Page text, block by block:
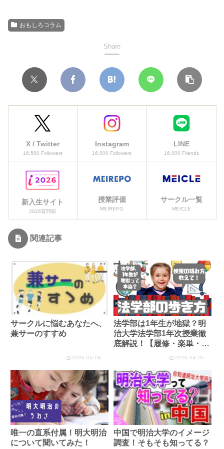
おもしろコラム
Share
X / Twitter
16,500 Followers
Instagram
16,000 Followers
LINE
16,000 Friends
新入生サイト
2026質問箱
授業評価
MEIREPO
サークル一覧
MEICLE
関連記事
サークルに悩むあなたへ、
兼サーのすすめ
2026.06.04
法学部は1年生が地獄？明
治大学法学部1年次授業徹
底解説！【履修・楽単・留
2020.04.05
唯一の直系付属！明大明治
について聞いてみた！
中国で明治大学のイメージ
調査！そもそも知ってる？